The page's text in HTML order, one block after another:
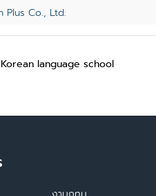
Plus Co., Ltd.
language school